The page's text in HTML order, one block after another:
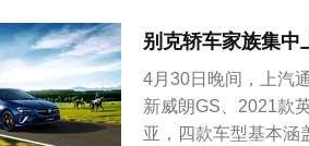
别克轿车家族集中
4月30日晚间，上汽
新威朗GS、2021款
亚，四款车型基本涵